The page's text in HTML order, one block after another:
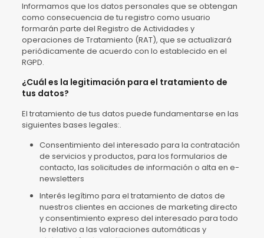
Informamos que los datos personales que se obtengan
como consecuencia de tu registro como usuario
formarán parte del Registro de Actividades y
operaciones de Tratamiento (RAT), que se actualizará
periódicamente de acuerdo con lo establecido en el
RGPD.
¿Cuál es la legitimación para el tratamiento de
tus datos?
El tratamiento de tus datos puede fundamentarse en las
siguientes bases legales:.
Consentimiento del interesado para la contratación
de servicios y productos, para los formularios de
contacto, las solicitudes de información o alta en e-
newsletters
Interés legítimo para el tratamiento de datos de
nuestros clientes en acciones de marketing directo
y consentimiento expreso del interesado para todo
lo relativo a las valoraciones automáticas y